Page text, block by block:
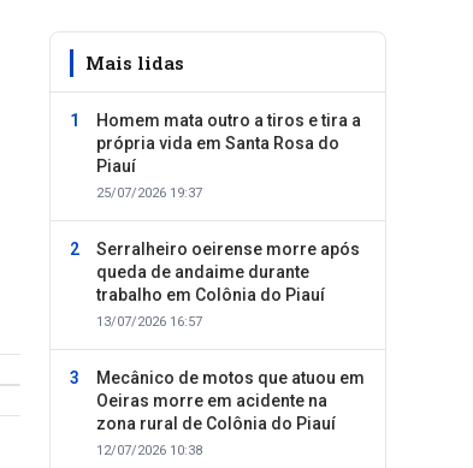
Mais lidas
Homem mata outro a tiros e tira a
própria vida em Santa Rosa do
Piauí
25/07/2026 19:37
Serralheiro oeirense morre após
queda de andaime durante
trabalho em Colônia do Piauí
13/07/2026 16:57
Mecânico de motos que atuou em
Oeiras morre em acidente na
zona rural de Colônia do Piauí
12/07/2026 10:38